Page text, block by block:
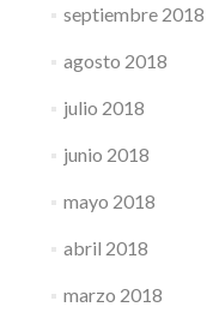
septiembre 2018
agosto 2018
julio 2018
junio 2018
mayo 2018
abril 2018
marzo 2018